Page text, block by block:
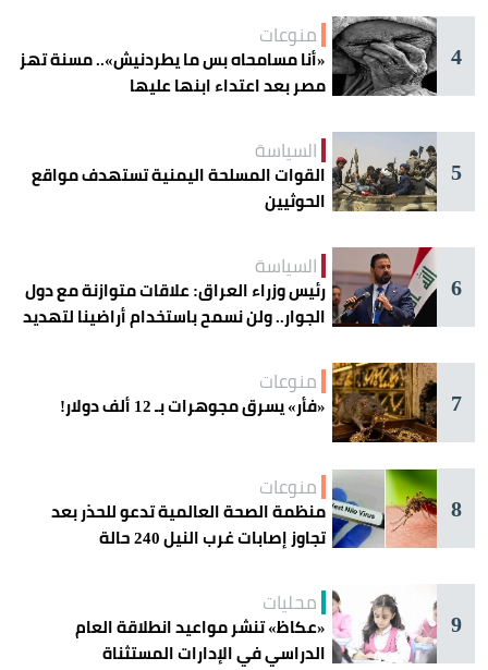
4
منوعات
«أنا مسامحاه بس ما يطردنيش».. مسنة تهز
مصر بعد اعتداء ابنها عليها
5
السياسة
القوات المسلحة اليمنية تستهدف مواقع
الحوثيين
6
السياسة
رئيس وزراء العراق: علاقات متوازنة مع دول
الجوار.. ولن نسمح باستخدام أراضينا لتهديد
7
منوعات
«فأر» يسرق مجوهرات بـ 12 ألف دولار!
8
منوعات
منظمة الصحة العالمية تدعو للحذر بعد
تجاوز إصابات غرب النيل 240 حالة
9
محليات
«عكاظ» تنشر مواعيد انطلاقة العام
الدراسي في الإدارات المستثناة